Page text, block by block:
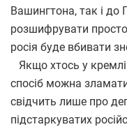
Вашингтона, так і до
розшифрувати
росія буде вбивати
Якщо хтось у
спосіб можна
свідчить лише про
підстаркуватих